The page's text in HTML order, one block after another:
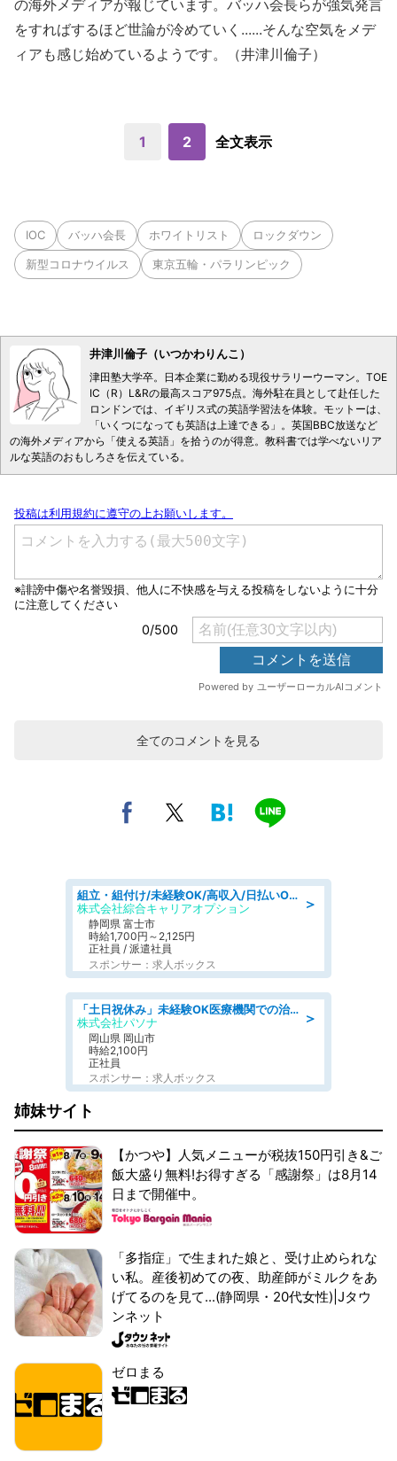
の海外メディアが報じています。バッハ会長らが強気発言
をすればするほど世論が冷めていく......そんな空気をメデ
ィアも感じ始めているようです。（井津川倫子）
1 2 全文表示
IOC バッハ会長 ホワイトリスト ロックダウン
新型コロナウイルス 東京五輪・パラリンピック
井津川倫子（いつかわりんこ）
津田塾大学卒。日本企業に勤める現役サラリーウーマン。TOE
IC（R）L&Rの最高スコア975点。海外駐在員として赴任した
ロンドンでは、イギリス式の英語学習法を体験。モットーは、
「いくつになっても英語は上達できる」。英国BBC放送など
の海外メディアから「使える英語」を拾うのが得意。教科書では学べないリア
ルな英語のおもしろさを伝えている。
全てのコメントを見る
＞
組立・組付け/未経験OK/高収入/日払いOK/交替制/20・30・40代活躍中
株式会社綜合キャリアオプション
静岡県 富士市
時給1,700円～2,125円
正社員 / 派遣社員
スポンサー：求人ボックス
＞
「土日祝休み」未経験OK医療機関での治験コーディネーターのお仕事
株式会社パソナ
岡山県 岡山市
時給2,100円
正社員
スポンサー：求人ボックス
姉妹サイト
【かつや】人気メニューが税抜150円引き&ご
飯大盛り無料!お得すぎる「感謝祭」は8月14
日まで開催中。
「多指症」で生まれた娘と、受け止められな
い私。産後初めての夜、助産師がミルクをあ
げてるのを見て...(静岡県・20代女性)|Jタウ
ンネット
ゼロまる